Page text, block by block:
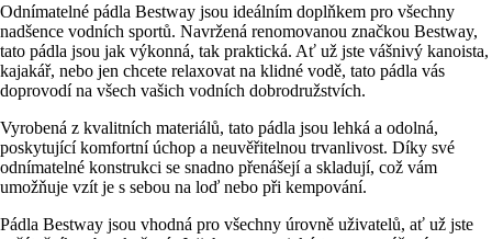
Odnímatelné pádla Bestway jsou ideálním doplňkem pro všechny
nadšence vodních sportů. Navržená renomovanou značkou Bestway,
tato pádla jsou jak výkonná, tak praktická. Ať už jste vášnivý kanoista,
kajakář, nebo jen chcete relaxovat na klidné vodě, tato pádla vás
doprovodí na všech vašich vodních dobrodružstvích.
Vyrobená z kvalitních materiálů, tato pádla jsou lehká a odolná,
poskytující komfortní úchop a neuvěřitelnou trvanlivost. Díky své
odnímatelné konstrukci se snadno přenášejí a skladují, což vám
umožňuje vzít je s sebou na loď nebo při kempování.
Pádla Bestway jsou vhodná pro všechny úrovně uživatelů, ať už jste